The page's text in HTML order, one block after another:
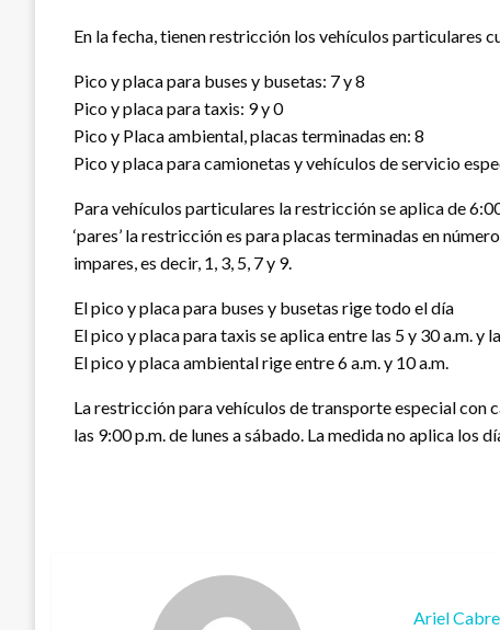
En la fecha, tienen restricción los vehículos particulares
Pico y placa para buses y busetas: 7 y 8
Pico y placa para taxis: 9 y 0
Pico y Placa ambiental, placas terminadas en: 8
Pico y placa para camionetas y vehículos de servicio
Para vehículos particulares la restricción se aplica de
‘pares’ la restricción es para placas terminadas en
impares, es decir, 1, 3, 5, 7 y 9.
El pico y placa para buses y busetas rige todo el día
El pico y placa para taxis se aplica entre las 5 y 30 a.m. y
El pico y placa ambiental rige entre 6 a.m. y 10 a.m.
La restricción para vehículos de transporte especial con
las 9:00 p.m. de lunes a sábado. La medida no aplica los
Ariel